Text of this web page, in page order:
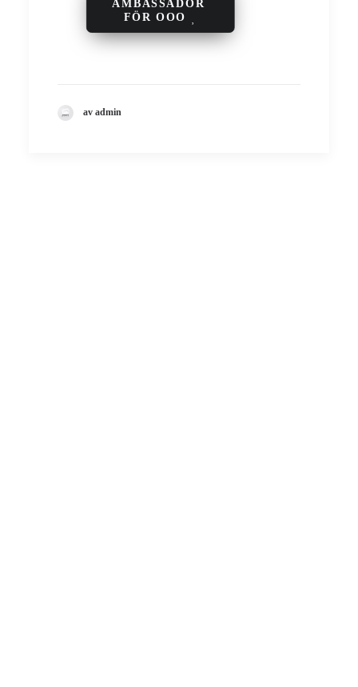
AMBASSADÖR
FÖR OOO
av admin